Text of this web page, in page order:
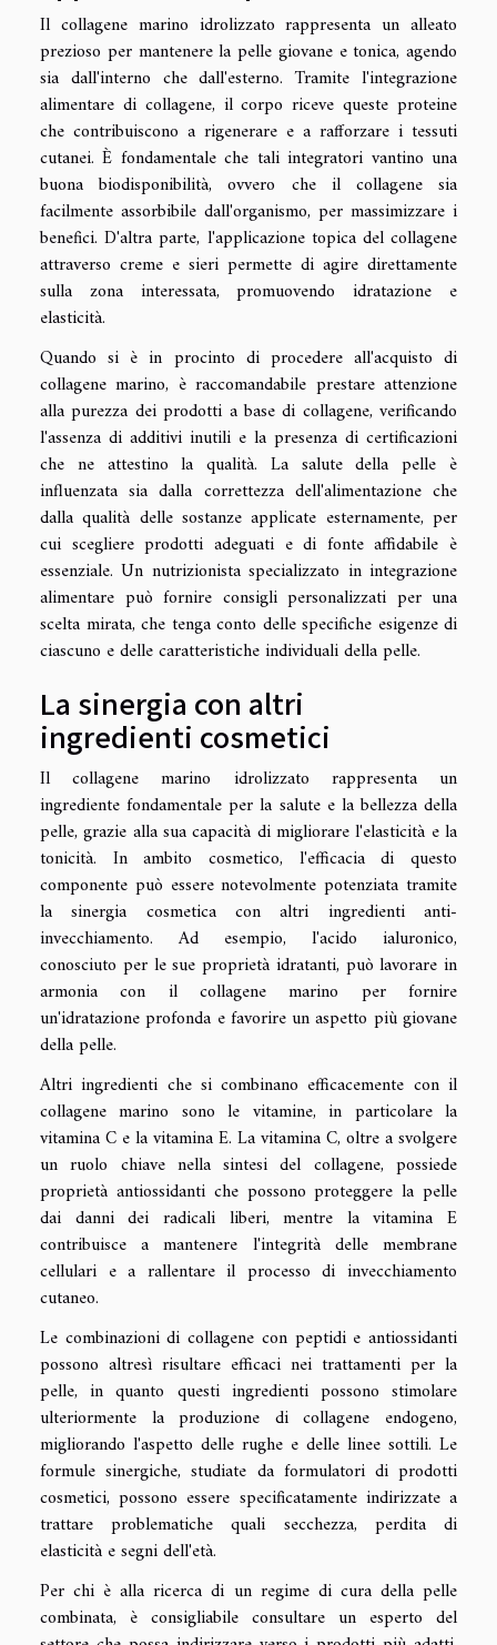
Il collagene marino idrolizzato rappresenta un alleato
prezioso per mantenere la pelle giovane e tonica, agendo
sia dall'interno che dall'esterno. Tramite l'integrazione
alimentare di collagene, il corpo riceve queste proteine
che contribuiscono a rigenerare e a rafforzare i tessuti
cutanei. È fondamentale che tali integratori vantino una
buona biodisponibilità, ovvero che il collagene sia
facilmente assorbibile dall'organismo, per massimizzare i
benefici. D'altra parte, l'applicazione topica del collagene
attraverso creme e sieri permette di agire direttamente
sulla zona interessata, promuovendo idratazione e
elasticità.
Quando si è in procinto di procedere all'acquisto di
collagene marino, è raccomandabile prestare attenzione
alla purezza dei prodotti a base di collagene, verificando
l'assenza di additivi inutili e la presenza di certificazioni
che ne attestino la qualità. La salute della pelle è
influenzata sia dalla correttezza dell'alimentazione che
dalla qualità delle sostanze applicate esternamente, per
cui scegliere prodotti adeguati e di fonte affidabile è
essenziale. Un nutrizionista specializzato in integrazione
alimentare può fornire consigli personalizzati per una
scelta mirata, che tenga conto delle specifiche esigenze di
ciascuno e delle caratteristiche individuali della pelle.
La sinergia con altri
ingredienti cosmetici
Il collagene marino idrolizzato rappresenta un
ingrediente fondamentale per la salute e la bellezza della
pelle, grazie alla sua capacità di migliorare l'elasticità e la
tonicità. In ambito cosmetico, l'efficacia di questo
componente può essere notevolmente potenziata tramite
la sinergia cosmetica con altri ingredienti anti-
invecchiamento. Ad esempio, l'acido ialuronico,
conosciuto per le sue proprietà idratanti, può lavorare in
armonia con il collagene marino per fornire
un'idratazione profonda e favorire un aspetto più giovane
della pelle.
Altri ingredienti che si combinano efficacemente con il
collagene marino sono le vitamine, in particolare la
vitamina C e la vitamina E. La vitamina C, oltre a svolgere
un ruolo chiave nella sintesi del collagene, possiede
proprietà antiossidanti che possono proteggere la pelle
dai danni dei radicali liberi, mentre la vitamina E
contribuisce a mantenere l'integrità delle membrane
cellulari e a rallentare il processo di invecchiamento
cutaneo.
Le combinazioni di collagene con peptidi e antiossidanti
possono altresì risultare efficaci nei trattamenti per la
pelle, in quanto questi ingredienti possono stimolare
ulteriormente la produzione di collagene endogeno,
migliorando l'aspetto delle rughe e delle linee sottili. Le
formule sinergiche, studiate da formulatori di prodotti
cosmetici, possono essere specificatamente indirizzate a
trattare problematiche quali secchezza, perdita di
elasticità e segni dell'età.
Per chi è alla ricerca di un regime di cura della pelle
combinata, è consigliabile consultare un esperto del